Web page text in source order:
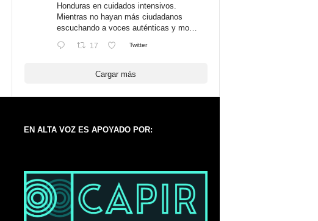
Honduras en cuidados intensivos.
Mientras no hayan más ciudadanos
escuchando a voces auténticas y mo…
17 Twitter
Cargar más
EN ALTA VOZ ES APOYADO POR: